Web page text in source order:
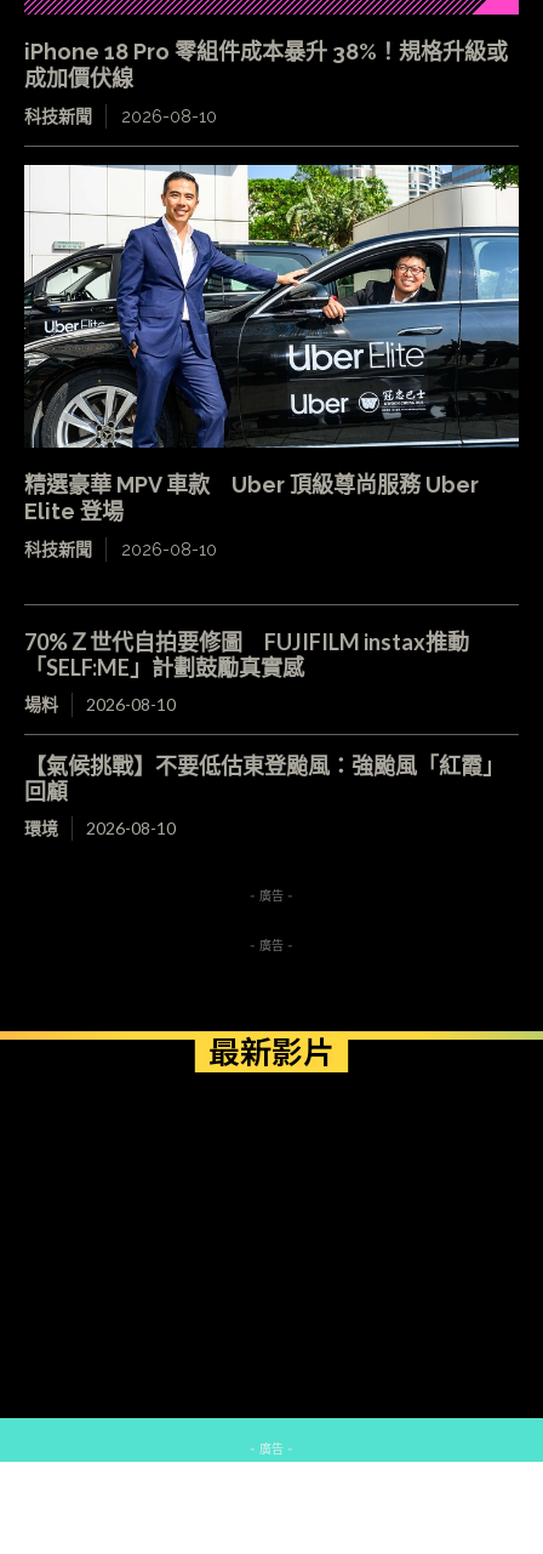
iPhone 18 Pro 零組件成本暴升 38%！規格升級或
成加價伏線
科技新聞 2026-08-10
精選豪華 MPV 車款 Uber 頂級尊尚服務 Uber
Elite 登場
科技新聞 2026-08-10
70%Ｚ世代自拍要修圖 FUJIFILM instax推動
「SELF:ME」計劃鼓勵真實感
場料 2026-08-10
【氣候挑戰】不要低估東登颱風：強颱風「紅霞」
回顧
環境 2026-08-10
- 廣告 -
- 廣告 -
最新影片
- 廣告 -